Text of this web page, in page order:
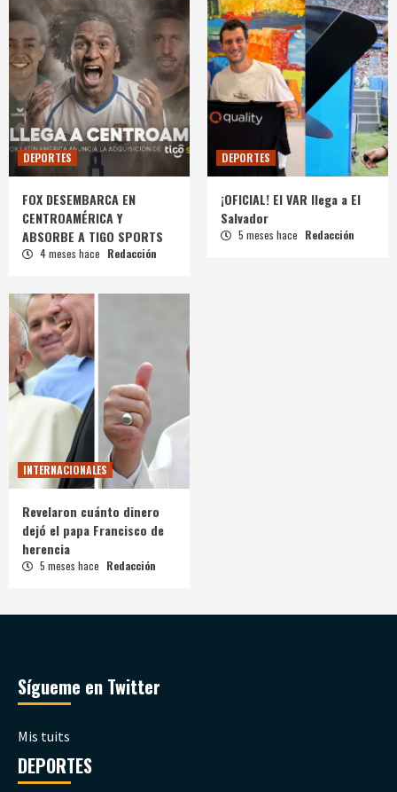
DEPORTES
FOX DESEMBARCA EN
CENTROAMÉRICA Y
ABSORBE A TIGO SPORTS
4 meses hace Redacción
DEPORTES
¡OFICIAL! El VAR llega a El
Salvador
5 meses hace Redacción
INTERNACIONALES
Revelaron cuánto dinero
dejó el papa Francisco de
herencia
5 meses hace Redacción
Sígueme en Twitter
Mis tuits
DEPORTES